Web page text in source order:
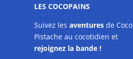
LES COCOPAINS
Suivez lesaventures de Coco
Pistache au cocotidien et
rejoignez la bande !